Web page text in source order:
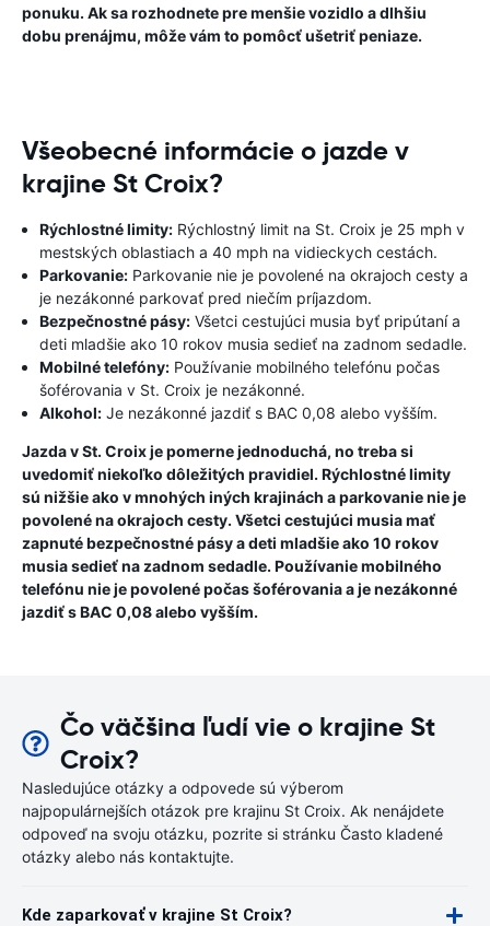
ponuku. Ak sa rozhodnete pre menšie vozidlo a dlhšiu
dobu prenájmu, môže vám to pomôcť ušetriť peniaze.
Všeobecné informácie o jazde v
krajine St Croix?
Rýchlostné limity: Rýchlostný limit na St. Croix je 25 mph v
mestských oblastiach a 40 mph na vidieckych cestách.
Parkovanie: Parkovanie nie je povolené na okrajoch cesty a
je nezákonné parkovať pred niečím príjazdom.
Bezpečnostné pásy: Všetci cestujúci musia byť pripútaní a
deti mladšie ako 10 rokov musia sedieť na zadnom sedadle.
Mobilné telefóny: Používanie mobilného telefónu počas
šoférovania v St. Croix je nezákonné.
Alkohol: Je nezákonné jazdiť s BAC 0,08 alebo vyšším.
Jazda v St. Croix je pomerne jednoduchá, no treba si
uvedomiť niekoľko dôležitých pravidiel. Rýchlostné limity
sú nižšie ako v mnohých iných krajinách a parkovanie nie je
povolené na okrajoch cesty. Všetci cestujúci musia mať
zapnuté bezpečnostné pásy a deti mladšie ako 10 rokov
musia sedieť na zadnom sedadle. Používanie mobilného
telefónu nie je povolené počas šoférovania a je nezákonné
jazdiť s BAC 0,08 alebo vyšším.
Čo väčšina ľudí vie o krajine St
Croix?
Nasledujúce otázky a odpovede sú výberom
najpopulárnejších otázok pre krajinu St Croix. Ak nenájdete
odpoveď na svoju otázku, pozrite si stránku Často kladené
otázky alebo nás kontaktujte.
Kde zaparkovať v krajine St Croix?